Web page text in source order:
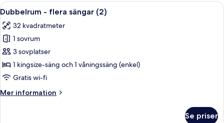
kingsize-
(1)
Öppna
alla
foton
för
Dubbelrum
-
flera
(2)
Dubbelrum - flera sängar (2) |
6
Dubbelrum - flera sängar (2)
32 kvadratmeter
1 sovrum
3 sovplatser
1 kingsize-säng och 1 våningssäng (enkel)
Gratis wi-fi
Mer information
Mer
Se priser